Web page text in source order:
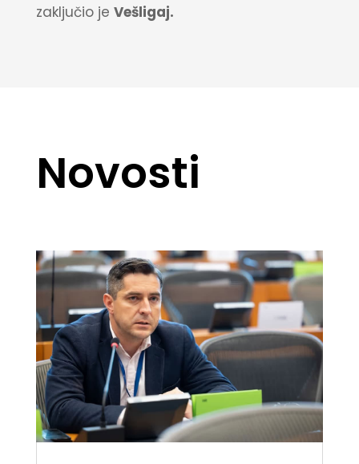
zaključio je Vešligaj.
Novosti